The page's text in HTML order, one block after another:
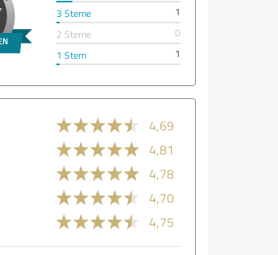
3 Sterne
1
2 Sterne
0
1 Stern
1
4,69
4,81
4,78
4,70
4,75